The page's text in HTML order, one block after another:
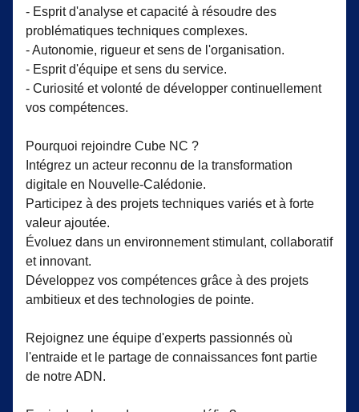
- Esprit d'analyse et capacité à résoudre des
problématiques techniques complexes.
- Autonomie, rigueur et sens de l'organisation.
- Esprit d'équipe et sens du service.
- Curiosité et volonté de développer continuellement
vos compétences.
Pourquoi rejoindre Cube NC ?
Intégrez un acteur reconnu de la transformation
digitale en Nouvelle-Calédonie.
Participez à des projets techniques variés et à forte
valeur ajoutée.
Évoluez dans un environnement stimulant, collaboratif
et innovant.
Développez vos compétences grâce à des projets
ambitieux et des technologies de pointe.
Rejoignez une équipe d'experts passionnés où
l'entraide et le partage de connaissances font partie
de notre ADN.